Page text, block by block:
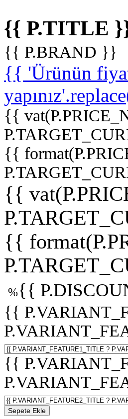
{{ P.TITLE
{{ P.BRAND }}
{{ 'Ürünün
{{
{{
{{
{{
%{{
{{
{{
Sepete Ekle